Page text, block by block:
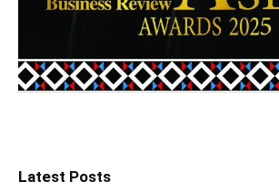
Latest Posts